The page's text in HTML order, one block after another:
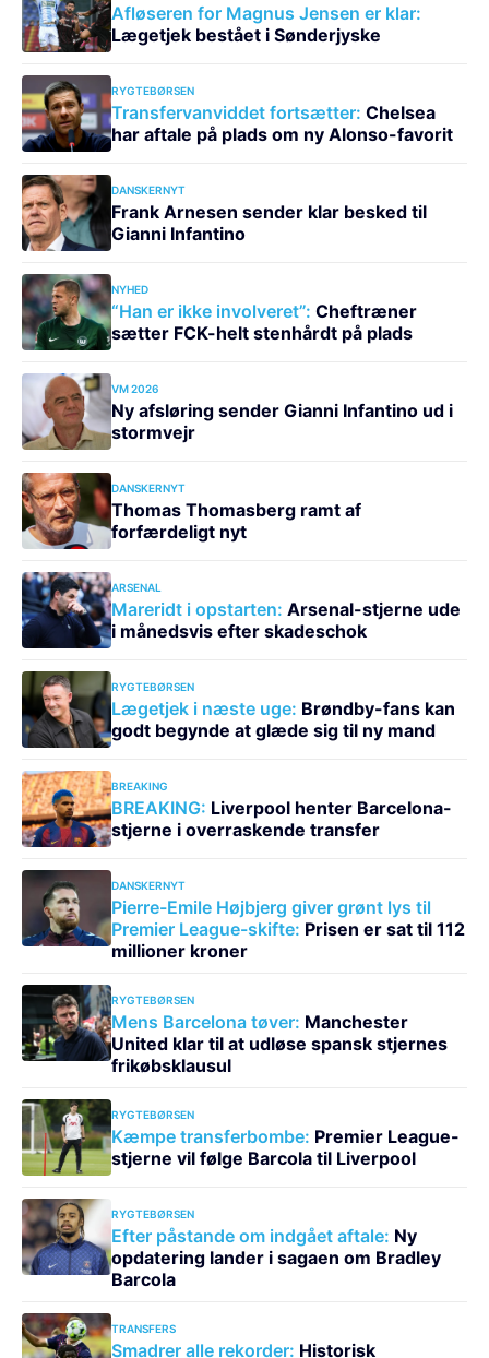
Afløseren for Magnus Jensen er klar:
Lægetjek bestået i Sønderjyske
RYGTEBØRSEN
Transfervanviddet fortsætter: Chelsea
har aftale på plads om ny Alonso-favorit
DANSKERNYT
Frank Arnesen sender klar besked til
Gianni Infantino
NYHED
“Han er ikke involveret”: Cheftræner
sætter FCK-helt stenhårdt på plads
VM 2026
Ny afsløring sender Gianni Infantino ud i
stormvejr
DANSKERNYT
Thomas Thomasberg ramt af
forfærdeligt nyt
ARSENAL
Mareridt i opstarten: Arsenal-stjerne ude
i månedsvis efter skadeschok
RYGTEBØRSEN
Lægetjek i næste uge: Brøndby-fans kan
godt begynde at glæde sig til ny mand
BREAKING
BREAKING: Liverpool henter Barcelona-
stjerne i overraskende transfer
DANSKERNYT
Pierre-Emile Højbjerg giver grønt lys til
Premier League-skifte: Prisen er sat til 112
millioner kroner
RYGTEBØRSEN
Mens Barcelona tøver: Manchester
United klar til at udløse spansk stjernes
frikøbsklausul
RYGTEBØRSEN
Kæmpe transferbombe: Premier League-
stjerne vil følge Barcola til Liverpool
RYGTEBØRSEN
Efter påstande om indgået aftale: Ny
opdatering lander i sagaen om Bradley
Barcola
TRANSFERS
Smadrer alle rekorder: Historisk